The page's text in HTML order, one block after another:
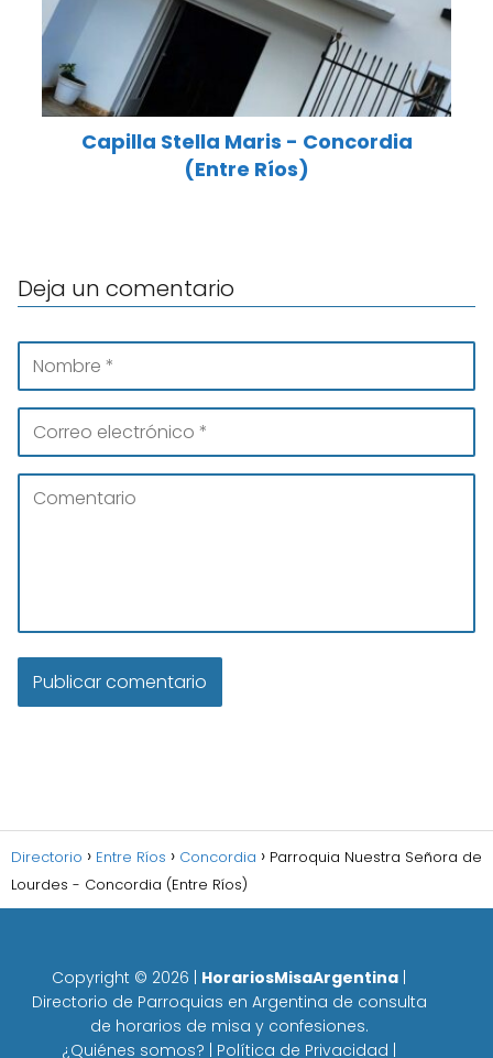
Capilla Stella Maris - Concordia
(Entre Ríos)
Deja un comentario
Directorio Entre Ríos Concordia
Parroquia Nuestra Señora de
Lourdes - Concordia (Entre Ríos)
Copyright © 2026 HorariosMisaArgentina
Directorio de Parroquias en Argentina de consulta
de horarios de misa y confesiones.
¿Quiénes somos?
Política de Privacidad